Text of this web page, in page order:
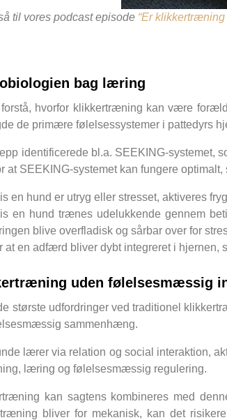
til vores podcast episode “Er
bag læring
forstå, hvorfor klikkertræning kan være
de primære følelsessystemer i pattedyrs
identificerede bl.a. SEEKING-systemet,
at SEEKING-systemet kan fungere
en hund er utryg eller stresset, aktiveres
en hund trænes udelukkende gennem
blive overfladisk og sårbar over for
at en adfærd bliver dybt integreret i hjernen,
uden følelsesmæssig
største udfordringer ved traditionel
sammenhæng.
lærer via relation og social interaktion,
læring og følelsesmæssig regulering.
kan sagtens kombineres med
bliver for mekanisk, kan det